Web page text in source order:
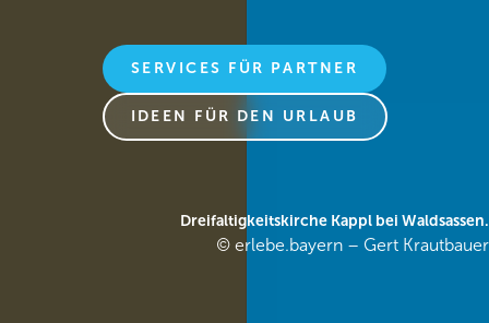
SERVICES FÜR PARTNER
IDEEN FÜR DEN URLAUB
Dreifaltigkeitskirche Kappl bei Waldsassen.
© erlebe.bayern – Gert Krautbauer